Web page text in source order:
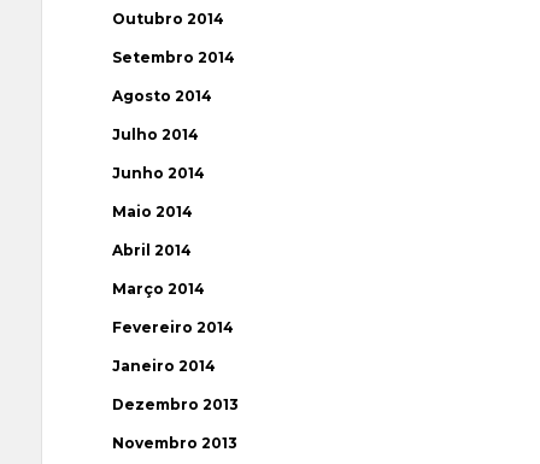
Outubro 2014
Setembro 2014
Agosto 2014
Julho 2014
Junho 2014
Maio 2014
Abril 2014
Março 2014
Fevereiro 2014
Janeiro 2014
Dezembro 2013
Novembro 2013